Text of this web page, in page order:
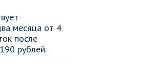
месяца от 4
после
рублей.